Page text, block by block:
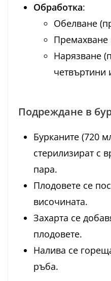
Обработка:
Обелване
Премахване
Нарязване
четвъртини
Подреждане в
Бурканите (720
стерилизират с
пара.
Плодовете се
височината.
Захарта се
плодовете.
Налива се
ръба.